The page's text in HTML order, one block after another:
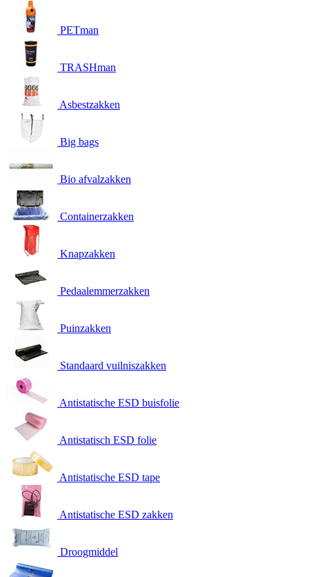
PETman
TRASHman
Asbestzakken
Big bags
Bio afvalzakken
Containerzakken
Knapzakken
Pedaalemmerzakken
Puinzakken
Standaard vuilniszakken
Antistatische ESD buisfolie
Antistatisch ESD folie
Antistatische ESD tape
Antistatische ESD zakken
Droogmiddel